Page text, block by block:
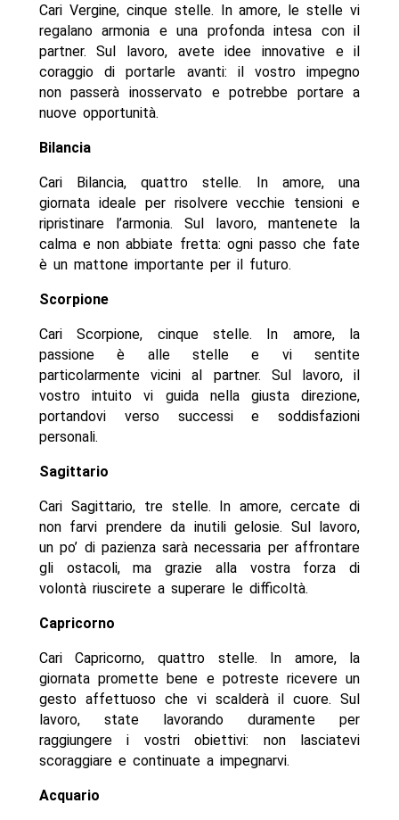
Cari Vergine, cinque stelle. In amore, le stelle vi
regalano armonia e una profonda intesa con il
partner. Sul lavoro, avete idee innovative e il
coraggio di portarle avanti: il vostro impegno
non passerà inosservato e potrebbe portare a
nuove opportunità.
Bilancia
Cari Bilancia, quattro stelle. In amore, una
giornata ideale per risolvere vecchie tensioni e
ripristinare l’armonia. Sul lavoro, mantenete la
calma e non abbiate fretta: ogni passo che fate
è un mattone importante per il futuro.
Scorpione
Cari Scorpione, cinque stelle. In amore, la
passione è alle stelle e vi sentite
particolarmente vicini al partner. Sul lavoro, il
vostro intuito vi guida nella giusta direzione,
portandovi verso successi e soddisfazioni
personali.
Sagittario
Cari Sagittario, tre stelle. In amore, cercate di
non farvi prendere da inutili gelosie. Sul lavoro,
un po’ di pazienza sarà necessaria per affrontare
gli ostacoli, ma grazie alla vostra forza di
volontà riuscirete a superare le difficoltà.
Capricorno
Cari Capricorno, quattro stelle. In amore, la
giornata promette bene e potreste ricevere un
gesto affettuoso che vi scalderà il cuore. Sul
lavoro, state lavorando duramente per
raggiungere i vostri obiettivi: non lasciatevi
scoraggiare e continuate a impegnarvi.
Acquario